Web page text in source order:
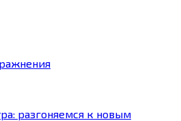
разгоняемся к новым